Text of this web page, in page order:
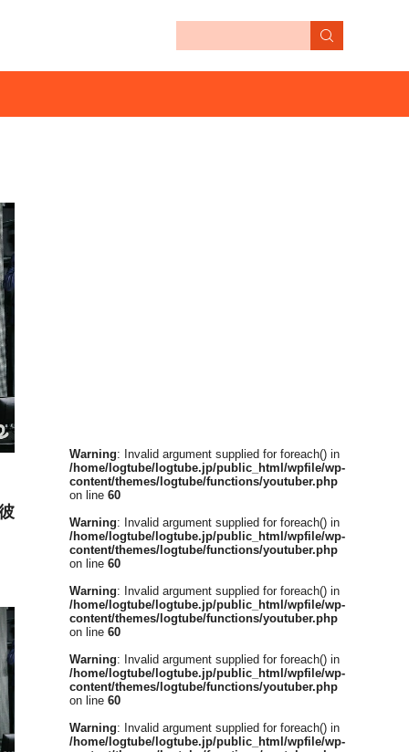
Warning: Invalid argument supplied for foreach() in
/home/logtube/logtube.jp/public_html/wpfile/wp-
content/themes/logtube/functions/youtuber.php
on line 60
Warning: Invalid argument supplied for foreach() in
/home/logtube/logtube.jp/public_html/wpfile/wp-
content/themes/logtube/functions/youtuber.php
on line 60
Warning: Invalid argument supplied for foreach() in
/home/logtube/logtube.jp/public_html/wpfile/wp-
content/themes/logtube/functions/youtuber.php
on line 60
Warning: Invalid argument supplied for foreach() in
/home/logtube/logtube.jp/public_html/wpfile/wp-
content/themes/logtube/functions/youtuber.php
on line 60
Warning: Invalid argument supplied for foreach() in
/home/logtube/logtube.jp/public_html/wpfile/wp-